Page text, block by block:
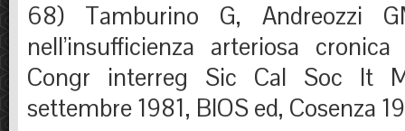
68) Tamburino G, Andreozzi
nell’insufficienza arteriosa
Congr interreg Sic Cal Soc It
settembre 1981, BIOS ed, Cosenza